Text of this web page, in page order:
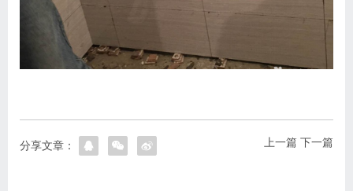
上一篇 下一篇
分享文章：